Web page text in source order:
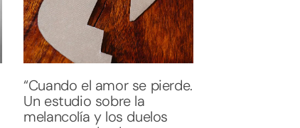
“Cuando el amor se pierde.
Un estudio sobre la
melancolía y los duelos